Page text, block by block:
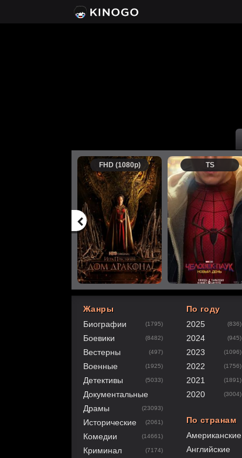
FHD (1080p) TS
80
1 2 3 4
Жанры
Биографии
(1795)
Боевики (8482)
Вестерны (497)
Военные (1925)
Детективы (5033)
Документальные
Драмы
(23093)
Исторические (2061)
Комедии (14661)
Криминал (7174)
По году
2025
(836)
2024 (945)
2023 (1096)
2022 (1756)
2021 (1891)
2020 (3004)
По странам
Американские
Английские